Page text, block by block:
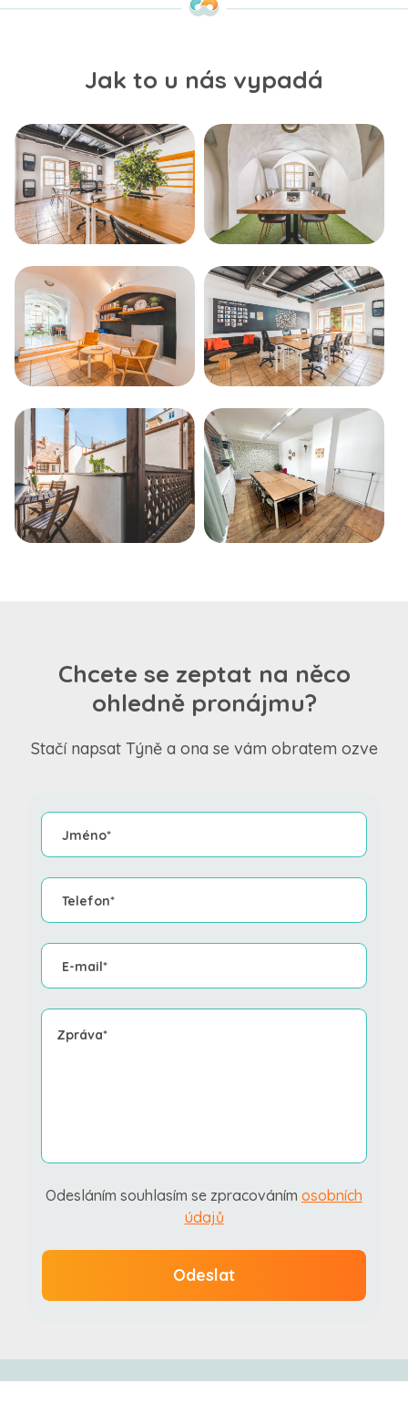
Jak to u nás vypadá
Chcete se zeptat na něco
ohledně pronájmu?
Stačí napsat Týně a ona se vám obratem ozve
Odesláním souhlasím se zpracováním osobních
údajů
Odeslat